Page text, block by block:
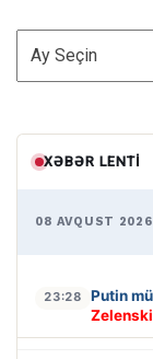
ARXİV
XƏBƏR LENTI
08 AVQUST 2026
23:28 Putin
Zelenski